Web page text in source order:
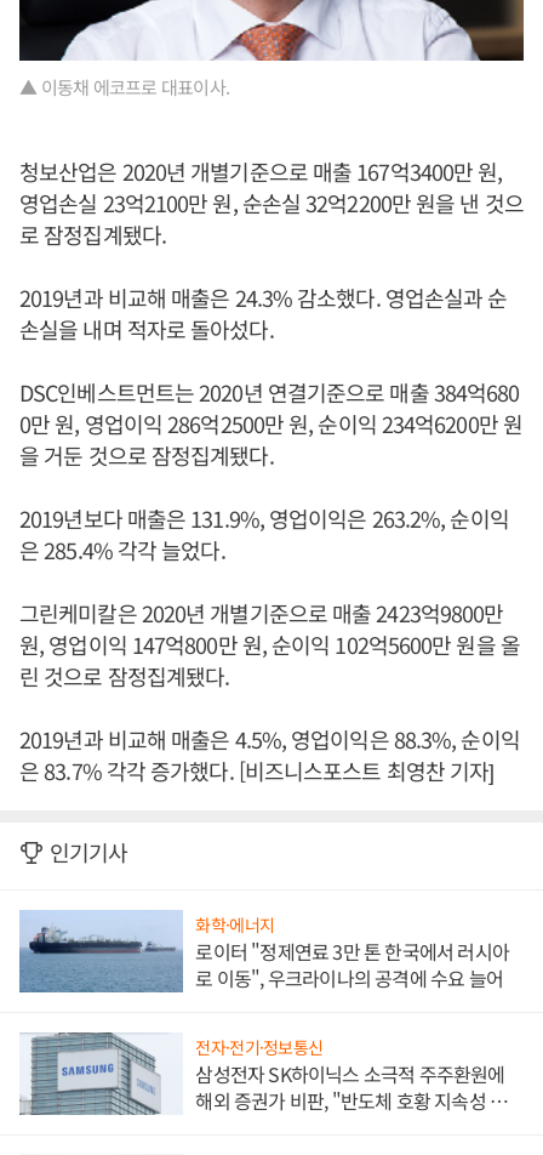
▲ 이동채 에코프로 대표이사.
청보산업은 2020년 개별기준으로 매출 167억3400만 원,
영업손실 23억2100만 원, 순손실 32억2200만 원을 낸 것으
로 잠정집계됐다.
2019년과 비교해 매출은 24.3% 감소했다. 영업손실과 순
손실을 내며 적자로 돌아섰다.
DSC인베스트먼트는 2020년 연결기준으로 매출 384억680
0만 원, 영업이익 286억2500만 원, 순이익 234억6200만 원
을 거둔 것으로 잠정집계됐다.
2019년보다 매출은 131.9%, 영업이익은 263.2%, 순이익
은 285.4% 각각 늘었다.
그린케미칼은 2020년 개별기준으로 매출 2423억9800만
원, 영업이익 147억800만 원, 순이익 102억5600만 원을 올
린 것으로 잠정집계됐다.
2019년과 비교해 매출은 4.5%, 영업이익은 88.3%, 순이익
은 83.7% 각각 증가했다. [비즈니스포스트 최영찬 기자]
인기기사
화학·에너지
로이터 "정제연료 3만 톤 한국에서 러시아
로 이동", 우크라이나의 공격에 수요 늘어
전자·전기·정보통신
삼성전자 SK하이닉스 소극적 주주환원에
해외 증권가 비판, "반도체 호황 지속성 의